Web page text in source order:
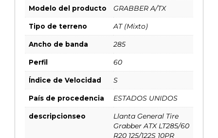
Modelo del producto GRABBER A/TX
Tipo de terreno AT (Mixto)
Ancho de banda 285
Perfil 60
Índice de Velocidad S
País de procedencia ESTADOS UNIDOS
descripcionseo
Llanta General Tire
Grabber ATX LT285/60
R20 125/122S 10PR